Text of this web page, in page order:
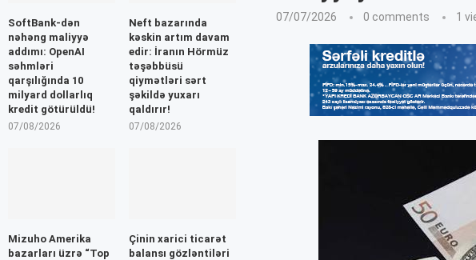
07/07/2026 0 comments 1
SoftBank-dən
nəhəng maliyyə
addımı: OpenAI
səhmləri
qarşılığında 10
milyard dollarlıq
kredit götürüldü!
07/08/2026
Neft bazarında
kəskin artım davam
edir: İranın Hörmüz
təşəbbüsü
qiymətləri sərt
şəkildə yuxarı
qaldırır!
07/08/2026
Mizuho Amerika
bazarları üzrə “Top
Çinin xarici ticarət
balansı gözləntiləri